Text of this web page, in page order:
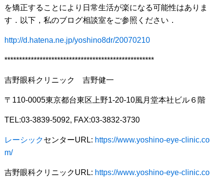
を矯正することにより日常生活が楽になる可能性はありま
す．以下，私のブログ相談室をご参照ください．
http://d.hatena.ne.jp/yoshino8dr/20070210
***************************************************
吉野眼科クリニック 吉野健一
〒110-0005東京都台東区上野1-20-10風月堂本社ビル６階
TEL:03-3839-5092, FAX:03-3832-3730
レーシックセンターURL: https://www.yoshino-eye-clinic.co
m/
吉野眼科クリニックURL: https://www.yoshino-eye-clinic.co